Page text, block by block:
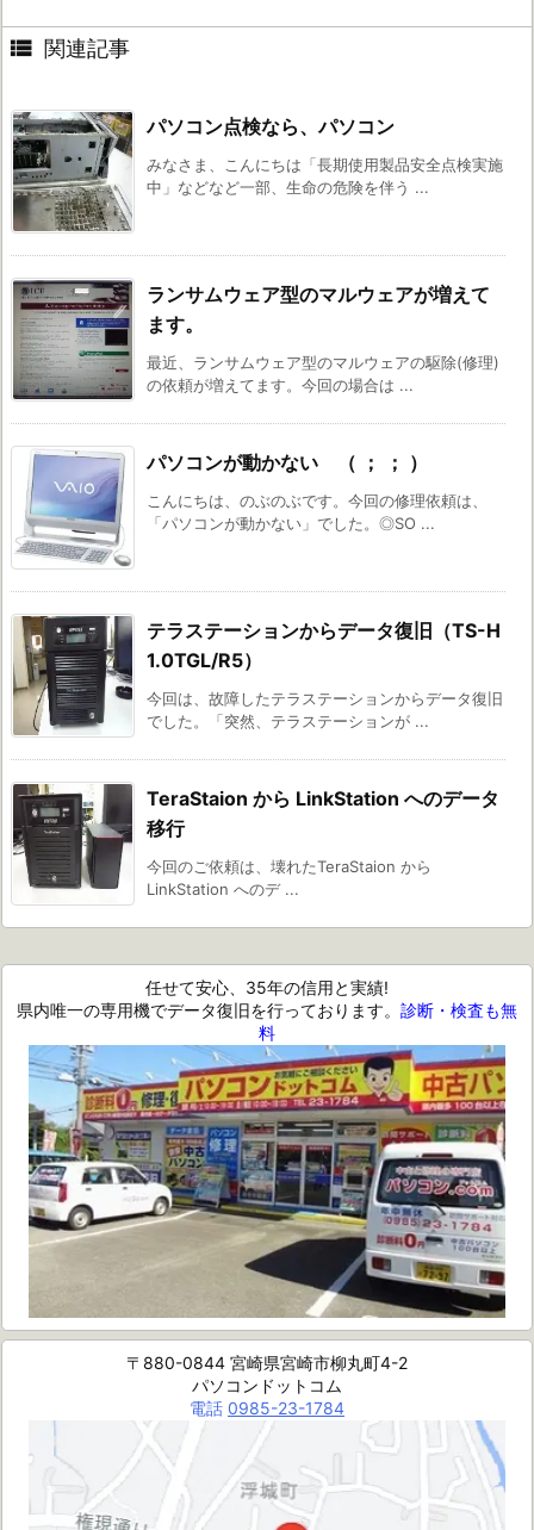
 関連記事
パソコン点検なら、パソコン
みなさま、こんにちは「長期使用製品安全点検実施
中」などなど一部、生命の危険を伴う ...
ランサムウェア型のマルウェアが増えて
ます。
最近、ランサムウェア型のマルウェアの駆除(修理)
の依頼が増えてます。今回の場合は ...
パソコンが動かない （ ； ； ）
こんにちは、のぶのぶです。今回の修理依頼は、
「パソコンが動かない」でした。◎SO ...
テラステーションからデータ復旧（TS-H
1.0TGL/R5）
今回は、故障したテラステーションからデータ復旧
でした。「突然、テラステーションが ...
TeraStaion から LinkStation へのデータ
移行
今回のご依頼は、壊れたTeraStaion から
LinkStation へのデ ...
任せて安心、35年の信用と実績!
県内唯一の専用機でデータ復旧を行っております。 診断・検査も無
料
〒880-0844 宮崎県宮崎市柳丸町4-2
パソコンドットコム
電話 0985-23-1784